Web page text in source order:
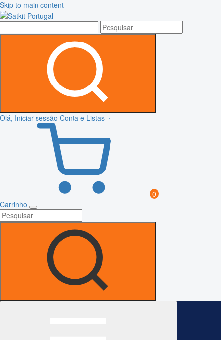
Skip to main content
Olá, Iniciar sessão Conta e Listas
0
Carrinho